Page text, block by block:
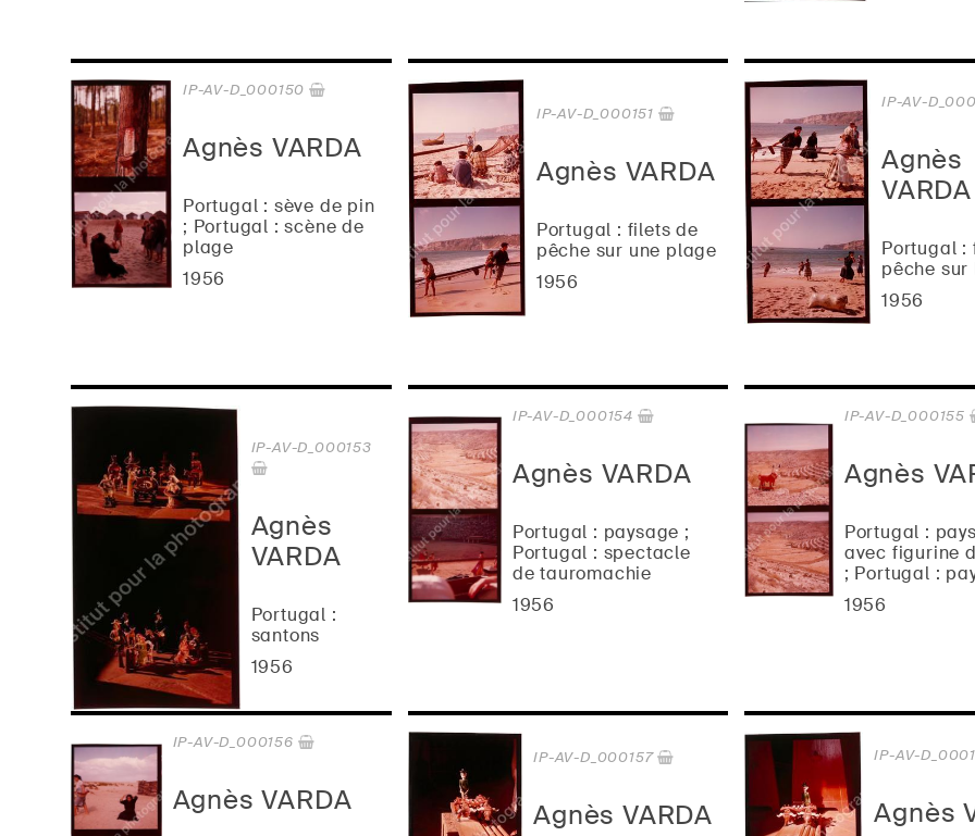
Agnès VARDA
Portugal : sève de pin
; Portugal : scène de
plage
1956
IP-AV-D_000150
Agnès VARDA
Portugal : filets de
pêche sur une plage
1956
IP-AV-D_000151
Agnès
VARDA
Portugal :
pêche
1956
IP-AV-
Agnès
VARDA
Portugal :
santons
1956
IP-AV-D_000153
Agnès VARDA
Portugal : paysage ;
Portugal : spectacle
de tauromachie
1956
IP-AV-D_000154
Agnès
Portugal :
avec figurine
; Portugal :
1956
IP-AV-D_000155
Agnès VARDA
IP-AV-D_000156
Agnès VARDA
IP-AV-D_000157
Agnès
IP-AV-